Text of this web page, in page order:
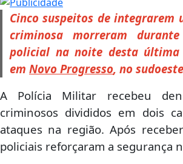
Cinco suspeitos de integrarem
criminosa morreram
policial na noite desta última
em Novo Progresso, no
A Polícia Militar recebeu
criminosos divididos em dois
ataques na região. Após
policiais reforçaram a segurança